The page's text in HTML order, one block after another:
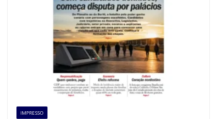
IMPRESSO